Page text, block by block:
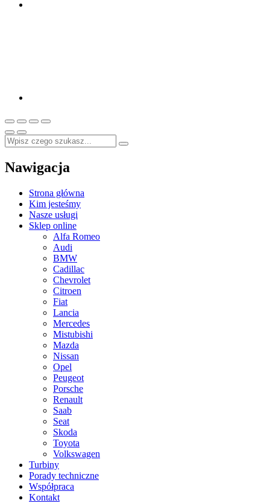
Nawigacja
Strona główna
Kim jesteśmy
Nasze usługi
Sklep online
Alfa Romeo
Audi
BMW
Cadillac
Chevrolet
Citroen
Fiat
Lancia
Mercedes
Mistubishi
Mazda
Nissan
Opel
Peugeot
Porsche
Renault
Saab
Seat
Skoda
Toyota
Volkswagen
Turbiny
Porady techniczne
Współpraca
Kontakt